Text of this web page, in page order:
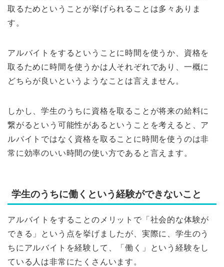
取るためということが挙げられることは多々ありま
す。
アルバイトをするということに時間を使うか、資格を
取るために時間を使うかは人それぞれであり、一概に
どちらが良いというようなことは言えません。
しかし、学生のうちに資格を取ることが将来の給料に
繋がるという可能性があるということを考えると、ア
ルバイトではなく資格を取ることに時間を使うのは非
常に効率のいい時間の使い方であると言えます。
学生のうちに働くという経験ができないこと
アルバイトをすることのメリットで「社会的な体験が
できる」という点を挙げましたが、実際に、学生のう
ちにアルバイトを経験して、「働く」という経験をし
ている人は非常にたくさんいます。